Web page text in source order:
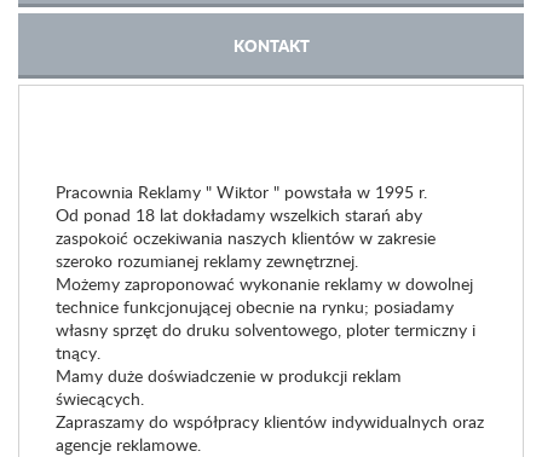
KONTAKT
Pracownia Reklamy " Wiktor " powstała w 1995 r.
Od ponad 18 lat dokładamy wszelkich starań aby
zaspokoić oczekiwania naszych klientów w zakresie
szeroko rozumianej reklamy zewnętrznej.
Możemy zaproponować wykonanie reklamy w dowolnej
technice funkcjonującej obecnie na rynku; posiadamy
własny sprzęt do druku solventowego, ploter termiczny i
tnący.
Mamy duże doświadczenie w produkcji reklam
świecących.
Zapraszamy do współpracy klientów indywidualnych oraz
agencje reklamowe.